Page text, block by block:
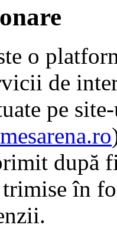
o
de
pe
după
trimise în